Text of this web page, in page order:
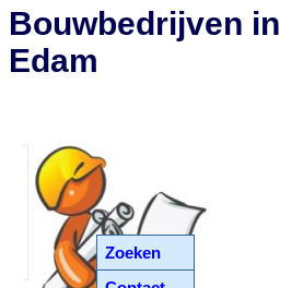
Zoeken
Bouwbedrijven in
Edam